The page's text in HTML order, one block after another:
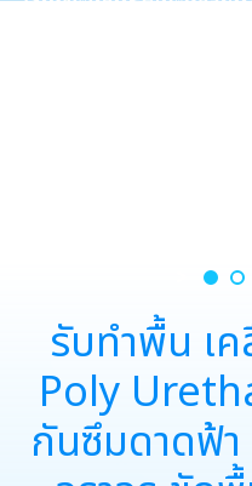
รับทำพื้น เ
Poly
กันซึมดาดฟ้